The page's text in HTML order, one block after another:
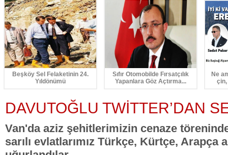
Beşköy Sel Felaketinin 24.
Yıldönümü
Sıfır Otomobilde Fırsatçılık
Yapanlara Göz Açtırma...
Ne
DAVUTOĞLU TWİTTER’DAN
Van'da aziz şehitlerimizin cenaze
sarılı evlatlarımız Türkçe, Kürtçe, Arapça